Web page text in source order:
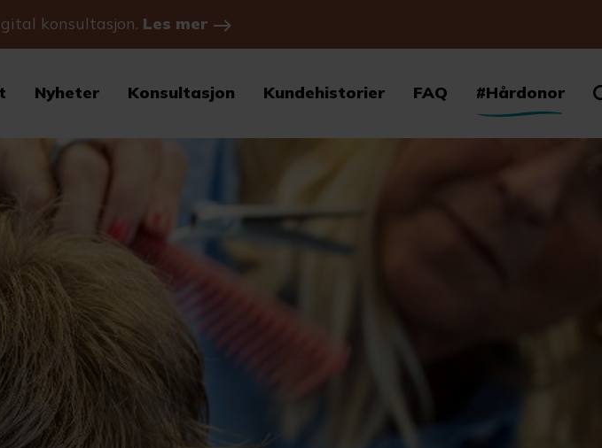
konsultasjon. Les mer
Nyheter Konsultasjon Kundehistorier FAQ #Hårdonor